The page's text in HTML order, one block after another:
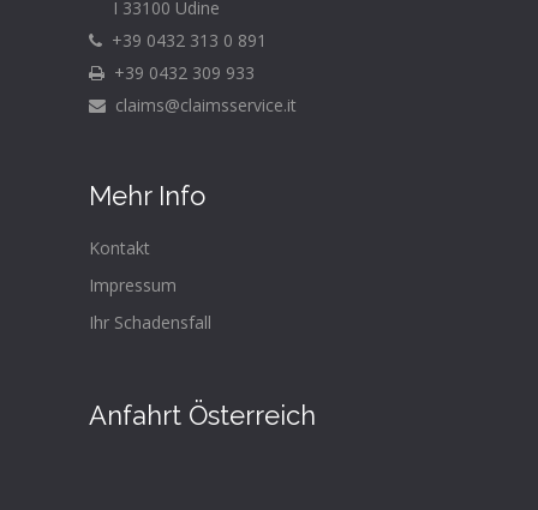
I 33100 Udine
+39 0432 313 0 891
+39 0432 309 933
claims@claimsservice.it
Mehr Info
Kontakt
Impressum
Ihr Schadensfall
Anfahrt Österreich